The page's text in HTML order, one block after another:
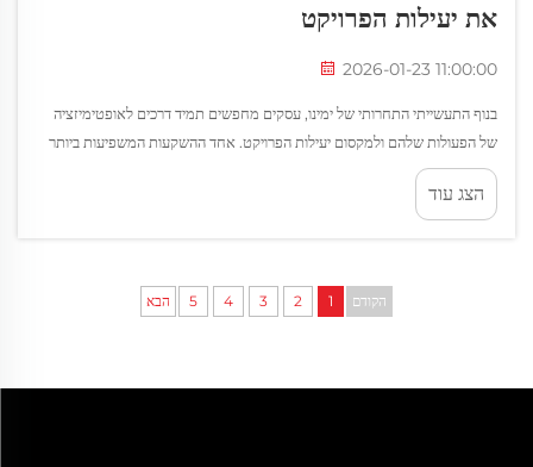
את יעילות הפרויקט
2026-01-23 11:00:00
בנוף התעשייתי התחרותי של ימינו, עסקים מחפשים תמיד דרכים לאופטימיזציה
של הפעולות שלהם ולמקסום יעילות הפרויקט. אחד ההשקעות המשפיעות ביותר
שארגונים יכולים לבצע הוא במערכות מولد מותאמות אישית אשר...
הצג עוד
הקודם 1
2
3
4
5 הבא